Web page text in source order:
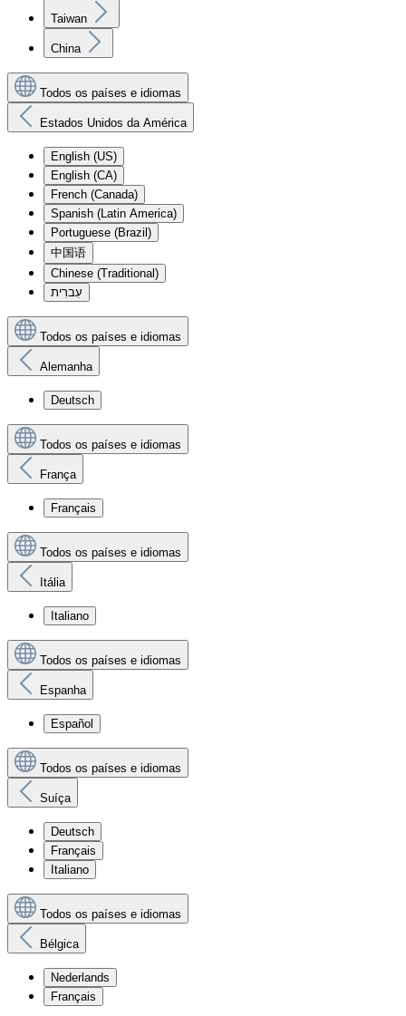
Taiwan
China
Todos os países e idiomas
Estados Unidos da América
English (US)
English (CA)
French (Canada)
Spanish (Latin America)
Portuguese (Brazil)
中国语
Chinese (Traditional)
עִברִית
Todos os países e idiomas
Alemanha
Deutsch
Todos os países e idiomas
França
Français
Todos os países e idiomas
Itália
Italiano
Todos os países e idiomas
Espanha
Español
Todos os países e idiomas
Suíça
Deutsch
Français
Italiano
Todos os países e idiomas
Bélgica
Nederlands
Français